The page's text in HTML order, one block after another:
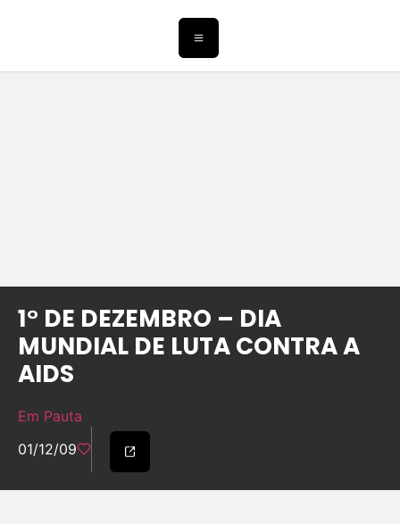
1° DE DEZEMBRO – DIA
MUNDIAL DE LUTA CONTRA A
AIDS
Em Pauta
01/12/09